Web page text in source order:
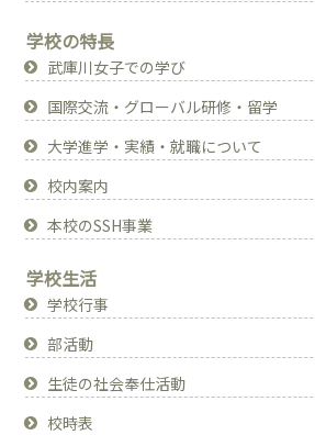
学校の特長
武庫川女子での学び
国際交流・グローバル研修・留学
大学進学・実績・就職について
校内案内
本校のSSH事業
学校生活
学校行事
部活動
生徒の社会奉仕活動
校時表